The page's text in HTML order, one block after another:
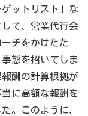
ットリスト」な
て、営業代行会
チをかけたた
態を招いてしま
酬の計算根拠が
に高額な報酬を
。このように、